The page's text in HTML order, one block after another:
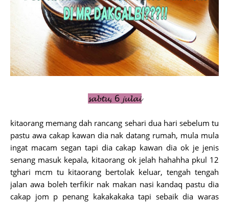
𝓼𝓪𝓫𝓽𝓾, 6 𝓳𝓾𝓵𝓪𝓲
kitaorang memang dah rancang sehari dua hari sebelum tu
pastu awa cakap kawan dia nak datang rumah, mula mula
ingat macam segan tapi dia cakap kawan dia ok je jenis
senang masuk kepala, kitaorang ok jelah hahahha pkul 12
tghari mcm tu kitaorang bertolak keluar, tengah tengah
jalan awa boleh terfikir nak makan nasi kandaq pastu dia
cakap jom p penang kakakakaka tapi sebaik dia waras